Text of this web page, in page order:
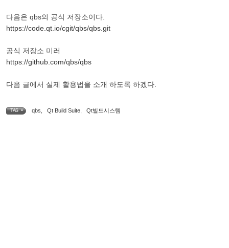
다음은 qbs의 공식 저장소이다.
https://code.qt.io/cgit/qbs/qbs.git
공식 저장소 미러
https://github.com/qbs/qbs
다음 글에서 실제 활용법을 소개 하도록 하겠다.
TAG • qbs Qt Build Suite Qt빌드시스템